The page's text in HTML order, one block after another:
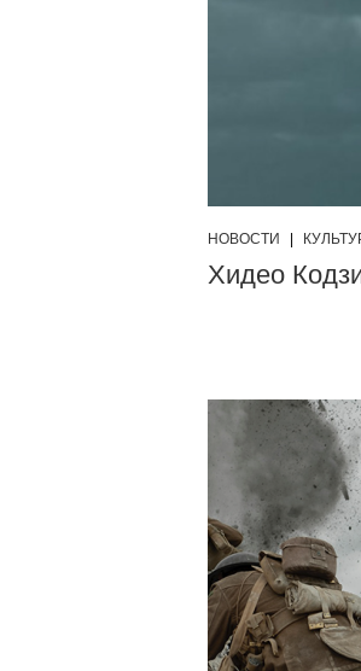
НОВОСТИ
Хидео